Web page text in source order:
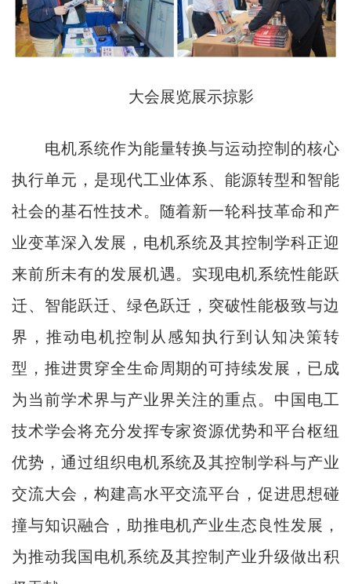
大会展览展示掠影
电机系统作为能量转换与运动控制的核心
执行单元，是现代工业体系、能源转型和智能
社会的基石性技术。随着新一轮科技革命和产
业变革深入发展，电机系统及其控制学科正迎
来前所未有的发展机遇。实现电机系统性能跃
迁、智能跃迁、绿色跃迁，突破性能极致与边
界，推动电机控制从感知执行到认知决策转
型，推进贯穿全生命周期的可持续发展，已成
为当前学术界与产业界关注的重点。中国电工
技术学会将充分发挥专家资源优势和平台枢纽
优势，通过组织电机系统及其控制学科与产业
交流大会，构建高水平交流平台，促进思想碰
撞与知识融合，助推电机产业生态良性发展，
为推动我国电机系统及其控制产业升级做出积